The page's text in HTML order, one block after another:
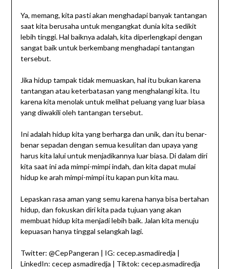
Ya, memang, kita pasti akan menghadapi banyak tantangan
saat kita berusaha untuk mengangkat dunia kita sedikit
lebih tinggi. Hal baiknya adalah, kita diperlengkapi dengan
sangat baik untuk berkembang menghadapi tantangan
tersebut.
Jika hidup tampak tidak memuaskan, hal itu bukan karena
tantangan atau keterbatasan yang menghalangi kita. Itu
karena kita menolak untuk melihat peluang yang luar biasa
yang diwakili oleh tantangan tersebut.
Ini adalah hidup kita yang berharga dan unik, dan itu benar-
benar sepadan dengan semua kesulitan dan upaya yang
harus kita lalui untuk menjadikannya luar biasa. Di dalam diri
kita saat ini ada mimpi-mimpi indah, dan kita dapat mulai
hidup ke arah mimpi-mimpi itu kapan pun kita mau.
Lepaskan rasa aman yang semu karena hanya bisa bertahan
hidup, dan fokuskan diri kita pada tujuan yang akan
membuat hidup kita menjadi lebih baik. Jalan kita menuju
kepuasan hanya tinggal selangkah lagi.
Twitter: @CepPangeran | IG: cecep.asmadiredja |
LinkedIn: cecep asmadiredja | Tiktok: cecep.asmadiredja